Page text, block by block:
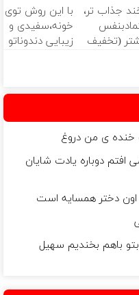
پات مامان
بیخوابیام
میخوام چیکار
سیگار
بلند داره
تو چند ساله
کمک حالت
جذاب تر،
(تخفیف
با این روش توی
خونه،سفیدی و
زیبایی دندوناتو
خنده ی من دروغ
افتم دوباره یادت شایان
اون دختر همسایه است
باهم بخندیم سهیل